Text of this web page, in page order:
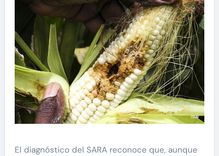
El diagnóstico del SARA reconoce que, aunque